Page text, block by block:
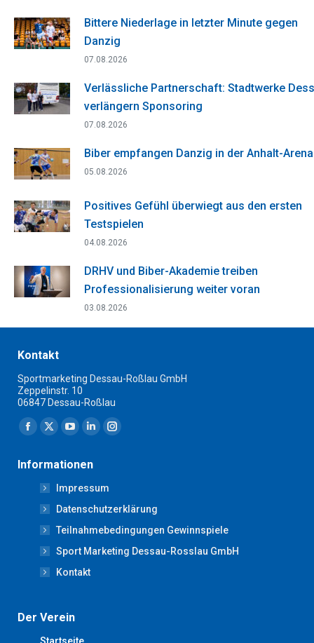
Bittere Niederlage in letzter Minute gegen
Danzig
07.08.2026
Verlässliche Partnerschaft: Stadtwerke
verlängern Sponsoring
07.08.2026
Biber empfangen Danzig in der Anhalt-Arena
05.08.2026
Positives Gefühl überwiegt aus den ersten
Testspielen
04.08.2026
DRHV und Biber-Akademie treiben
Professionalisierung weiter voran
03.08.2026
Kontakt
Sportmarketing Dessau-Roßlau GmbH
Zeppelinstr. 10
06847 Dessau-Roßlau
Finden Sie uns auf:
Facebook
opens
new
window
X
opens
in
new
window
YouTube
opens
in
new
window
Linkedin
opens
in
new
window
Instagram
new
window
Informationen
Impressum
Datenschutzerklärung
Teilnahmebedingungen Gewinnspiele
Sport Marketing Dessau-Rosslau GmbH
Kontakt
Der Verein
Startseite